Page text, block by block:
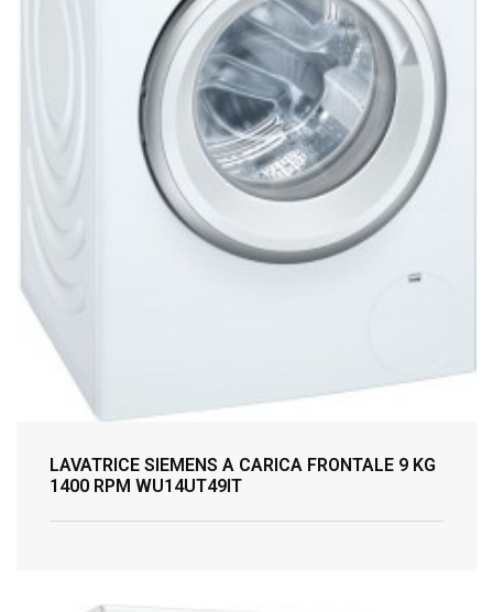
LAVATRICE SIEMENS A CARICA FRONTALE 9 KG
1400 RPM WU14UT49IT